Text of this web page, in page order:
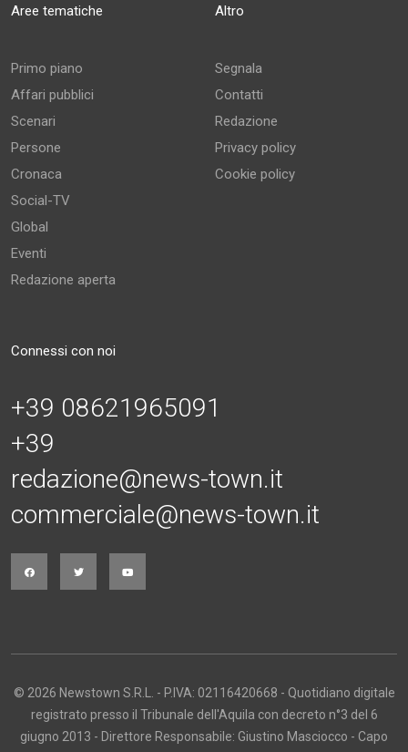
Aree tematiche
Primo piano
Affari pubblici
Scenari
Persone
Cronaca
Social-TV
Global
Eventi
Redazione aperta
Altro
Segnala
Contatti
Redazione
Privacy policy
Cookie policy
Connessi con noi
+39 08621965091
+39
redazione@news-town.it
commerciale@news-town.it
© 2026 Newstown S.R.L. - P.IVA: 02116420668 - Quotidiano digitale
registrato presso il Tribunale dell'Aquila con decreto n°3 del 6
giugno 2013 - Direttore Responsabile: Giustino Masciocco - Capo